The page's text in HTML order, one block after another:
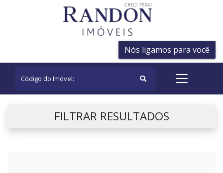
Nós ligamos para você
FILTRAR RESULTADOS